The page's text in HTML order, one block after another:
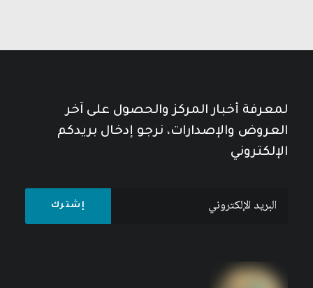
لمعرفة أخبار المركز والحصول على آخر
العروض والإصدارات، نرجو إدخال بريدكم
الإلكتروني